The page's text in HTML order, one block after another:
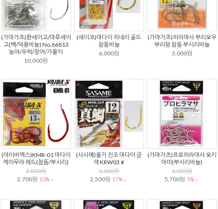
(가마가츠)환세이고/마루세이
고(백/덕용바늘) No.66813
농어/우럭/장어/가물치
10,000원
(세이코)마다이 히네리 골드
참돔바늘
6,000원
(가마가츠)히라마사 부리오우
부리왕 참돔 부시리바늘
3,000원
(야이바엑스)KMR-01 마다이
케이무라 레드(참돔/부시리)
3,000원
2,700원 10% ↓
(사사메)올가 진조 마다이 금
색 KRW03 #
3,000원
2,500원 17% ↓
(가마가츠)프로히라마사 오키
아미(부시리바늘)
6,000원
5,700원 5% ↓